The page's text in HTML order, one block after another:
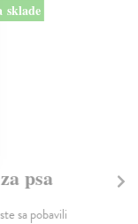
sklade
psa
sa pobavili